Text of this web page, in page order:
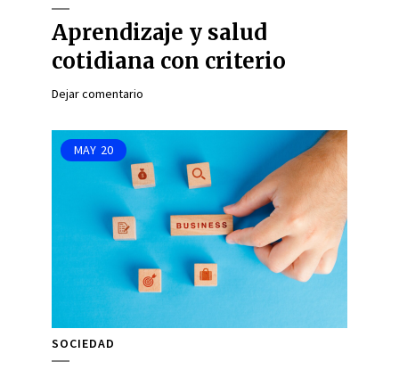
Aprendizaje y salud
cotidiana con criterio
Dejar comentario
MAY 20
SOCIEDAD